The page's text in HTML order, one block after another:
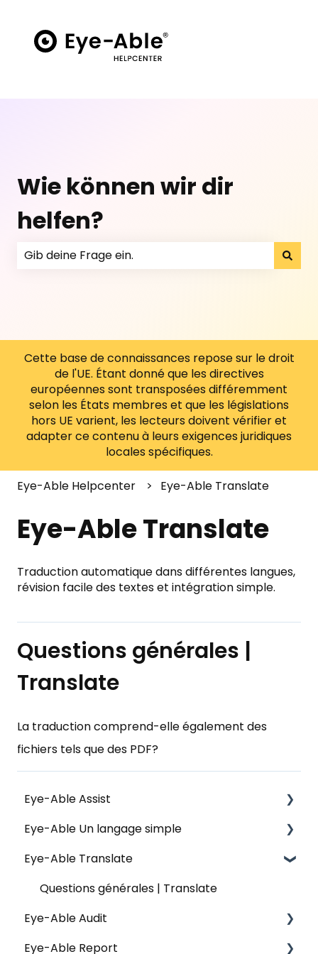
Wie können wir dir
helfen?
Cette base de connaissances repose sur le droit
de l'UE. Étant donné que les directives
européennes sont transposées différemment
selon les États membres et que les législations
hors UE varient, les lecteurs doivent vérifier et
adapter ce contenu à leurs exigences juridiques
locales spécifiques.
Eye-Able Helpcenter Eye-Able Translate
Eye-Able Translate
Traduction automatique dans différentes langues,
révision facile des textes et intégration simple.
Questions générales |
Translate
La traduction comprend-elle également des
fichiers tels que des PDF?
Eye-Able Assist
Informations générales | Assist
Installation | Assist
Configuration | Assist
Caractéristiques et fonctions | Assist
Sécurité des données | Assist
Eye-Able Un langage simple
Installation | Un langage simple
Eye-Able Translate
Questions générales | Translate
Eye-Able Audit
Questions générales | Audit
Eye-Able Report